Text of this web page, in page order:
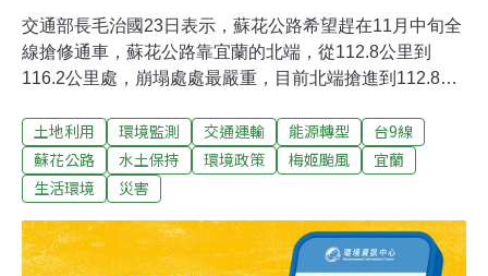
交通部長毛治國23日表示，蘇花公路希望趕在11月中旬全
線搶修通車，蘇花公路靠宜蘭的北端，從112.8公里到
116.2公里處，崩塌處處最嚴重，目前北端搶進到112.8公
崖，工務段連日鑿山搶挖通道，至23日原本大型機具能通
行的路面，山壁又坍塌20公尺高，覆蓋大半路面，目前已
搶挖半座山，開闢機具通行便道，24日將進行新路定樁。
蘇花路嚴重坍方，從東澳派出所往台九線北走，沿途山路
崎嶇，地基受到雨勢沖刷，路面陸續出現崩裂斷層，116
公里的坍方處，眼前是約兩個籃球場大的崩毀面積。公路
土地利用 環境監測 交通運輸 能源轉型
台9線
蘇花公路
水土保持 環境政策 梅姬颱風
宜蘭
生活環境
災害